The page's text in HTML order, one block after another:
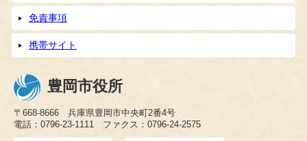
免責事項
携帯サイト
豊岡市役所
〒668-8666 兵庫県豊岡市中央町2番4号
電話：0796-23-1111 ファクス：0796-24-2575